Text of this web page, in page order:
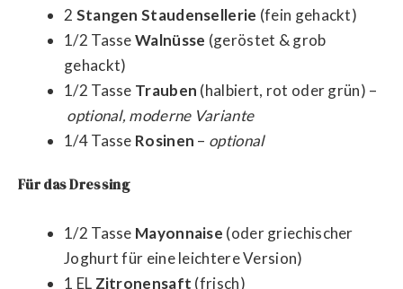
2 Stangen Staudensellerie (fein gehackt)
1/2 TasseWalnüsse (geröstet & grob
gehackt)
1/2 Tasse Trauben (halbiert, rot oder grün) –
optional, moderne Variante
1/4 Tasse Rosinen – optional
Für das Dressing
1/2 Tasse Mayonnaise (oder griechischer
Joghurt für eine leichtere Version)
1 EL Zitronensaft (frisch)